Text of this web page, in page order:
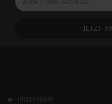
E-
Impressum